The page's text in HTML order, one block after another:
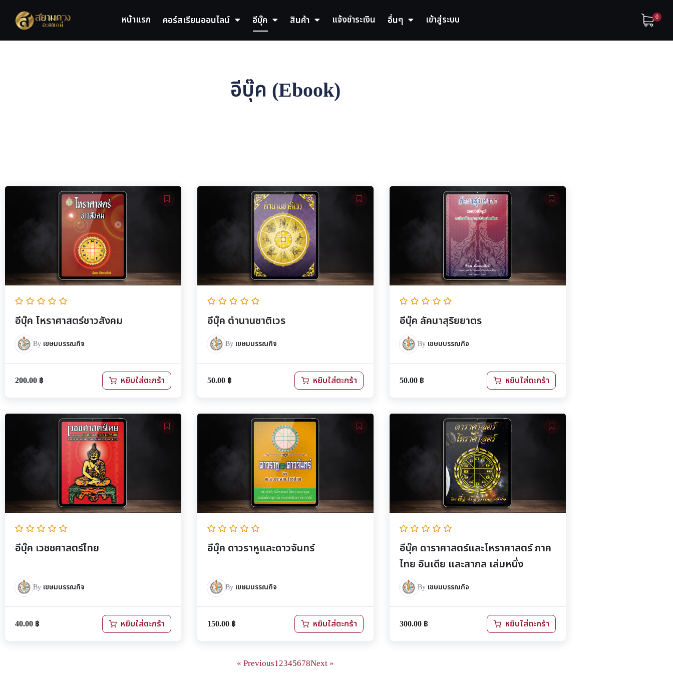
หน้าแรก คอร์สเรียนออนไลน์ อีบุ๊ค สินค้า แจ้งชำระเงิน อื่นๆ เข้าสู่ระบบ 0
อีบุ๊ค (Ebook)
อีบุ๊ค โหราศาสตร์ชาวสังคม
By เขษมบรรณกิจ
200.00 ฿ หยิบใส่ตะกร้า
อีบุ๊ค ตำนานชาติเวร
By เขษมบรรณกิจ
50.00 ฿ หยิบใส่ตะกร้า
อีบุ๊ค ลัคนาสุริยยาตร
By เขษมบรรณกิจ
50.00 ฿ หยิบใส่ตะกร้า
อีบุ๊ค เวชชศาสตร์ไทย
By เขษมบรรณกิจ
40.00 ฿ หยิบใส่ตะกร้า
อีบุ๊ค ดาวราหูและดาวจันทร์
By เขษมบรรณกิจ
150.00 ฿ หยิบใส่ตะกร้า
อีบุ๊ค ดาราศาสตร์และโหราศาสตร์ ภาค
ไทย อินเดีย และสากล เล่มหนึ่ง
By เขษมบรรณกิจ
300.00 ฿ หยิบใส่ตะกร้า
« Previous12345678Next »